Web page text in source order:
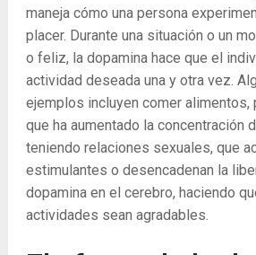
maneja cómo una persona
placer. Durante una situación o un
o feliz, la dopamina hace que el
actividad deseada una y otra vez.
ejemplos incluyen comer alimentos,
que ha aumentado la concentración
teniendo relaciones sexuales, que
estimulantes o desencadenan la
dopamina en el cerebro, haciendo
actividades sean agradables.